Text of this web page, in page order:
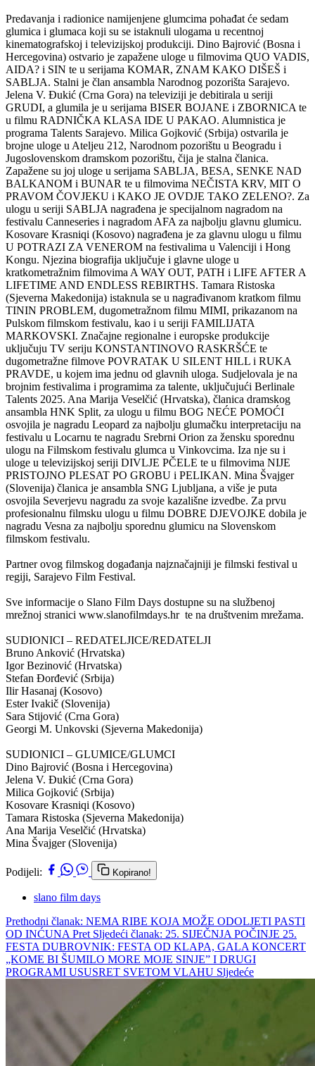
Predavanja i radionice namijenjene glumcima pohađat će sedam
glumica i glumaca koji su se istaknuli ulogama u recentnoj
kinematografskoj i televizijskoj produkciji. Dino Bajrović (Bosna i
Hercegovina) ostvario je zapažene uloge u filmovima QUO VADIS,
AIDA? i SIN te u serijama KOMAR, ZNAM KAKO DIŠEŠ i
SABLJA. Stalni je član ansambla Narodnog pozorišta Sarajevo.
Jelena V. Đukić (Crna Gora) na televiziji je debitirala u seriji
GRUDI, a glumila je u serijama BISER BOJANE i ZBORNICA te
u filmu RADNIČKA KLASA IDE U PAKAO. Alumnistica je
programa Talents Sarajevo. Milica Gojković (Srbija) ostvarila je
brojne uloge u Ateljeu 212, Narodnom pozorištu u Beogradu i
Jugoslovenskom dramskom pozorištu, čija je stalna članica.
Zapažene su joj uloge u serijama SABLJA, BESA, SENKE NAD
BALKANOM i BUNAR te u filmovima NEČISTA KRV, MIT O
PRAVOM ČOVJEKU i KAKO JE OVDJE TAKO ZELENO?. Za
ulogu u seriji SABLJA nagrađena je specijalnom nagradom na
festivalu Canneseries i nagradom AFA za najbolju glavnu glumicu.
Kosovare Krasniqi (Kosovo) nagrađena je za glavnu ulogu u filmu
U POTRAZI ZA VENEROM na festivalima u Valenciji i Hong
Kongu. Njezina biografija uključuje i glavne uloge u
kratkometražnim filmovima A WAY OUT, PATH i LIFE AFTER A
LIFETIME AND ENDLESS REBIRTHS. Tamara Ristoska
(Sjeverna Makedonija) istaknula se u nagrađivanom kratkom filmu
TININ PROBLEM, dugometražnom filmu MIMI, prikazanom na
Pulskom filmskom festivalu, kao i u seriji FAMILIJATA
MARKOVSKI. Značajne regionalne i europske produkcije
uključuju TV seriju KONSTANTINOVO RASKRŠĆE te
dugometražne filmove POVRATAK U SILENT HILL i RUKA
PRAVDE, u kojem ima jednu od glavnih uloga. Sudjelovala je na
brojnim festivalima i programima za talente, uključujući Berlinale
Talents 2025. Ana Marija Veselčić (Hrvatska), članica dramskog
ansambla HNK Split, za ulogu u filmu BOG NEĆE POMOĆI
osvojila je nagradu Leopard za najbolju glumačku interpretaciju na
festivalu u Locarnu te nagradu Srebrni Orion za žensku sporednu
ulogu na Filmskom festivalu glumca u Vinkovcima. Iza nje su i
uloge u televizijskoj seriji DIVLJE PČELE te u filmovima NIJE
PRISTOJNO PLESAT PO GROBU i PELIKAN. Mina Švajger
(Slovenija) članica je ansambla SNG Ljubljana, a više je puta
osvojila Severjevu nagradu za svoje kazališne izvedbe. Za prvu
profesionalnu filmsku ulogu u filmu DOBRE DJEVOJKE dobila je
nagradu Vesna za najbolju sporednu glumicu na Slovenskom
filmskom festivalu.
Partner ovog filmskog događanja najznačajniji je filmski festival u
regiji, Sarajevo Film Festival.
Sve informacije o Slano Film Days dostupne su na službenoj
mrežnoj stranici www.slanofilmdays.hr te na društvenim mrežama.
SUDIONICI – REDATELJICE/REDATELJI
Bruno Anković (Hrvatska)
Igor Bezinović (Hrvatska)
Stefan Đorđević (Srbija)
Ilir Hasanaj (Kosovo)
Ester Ivakič (Slovenija)
Sara Stijović (Crna Gora)
Georgi M. Unkovski (Sjeverna Makedonija)
SUDIONICI – GLUMICE/GLUMCI
Dino Bajrović (Bosna i Hercegovina)
Jelena V. Đukić (Crna Gora)
Milica Gojković (Srbija)
Kosovare Krasniqi (Kosovo)
Tamara Ristoska (Sjeverna Makedonija)
Ana Marija Veselčić (Hrvatska)
Mina Švajger (Slovenija)
Podijeli: Kopirano!
slano film days
Prethodni članak: NEMA RIBE KOJA MOŽE ODOLJETI PASTI
OD INĆUNA Pret Sljedeći članak: 25. SIJEČNJA POČINJE 25.
FESTA DUBROVNIK: FESTA OD KLAPA, GALA KONCERT
„KOME BI ŠUMILO MORE MOJE SINJE” I DRUGI
PROGRAMI USUSRET SVETOM VLAHU Sljedeće